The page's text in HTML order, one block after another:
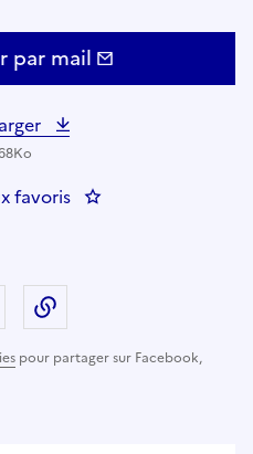
par mail
favoris : CONDUCTEUR
pour partager sur Facebook,
(anciennement Twitter) -
sur LinkedIn
Partager par email